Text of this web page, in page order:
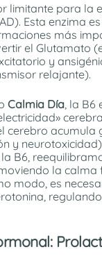
limitante para la
Esta enzima
más
el Glutamato
y
relajante).
Calmia Día , la
cerebro acumula
y
la B6,
la calma
modo, es